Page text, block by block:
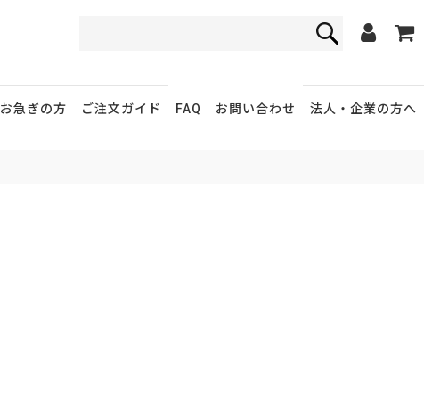
法人・企業の方へ
ご注文ガイド
お急ぎの方 FAQ お問い合わせ